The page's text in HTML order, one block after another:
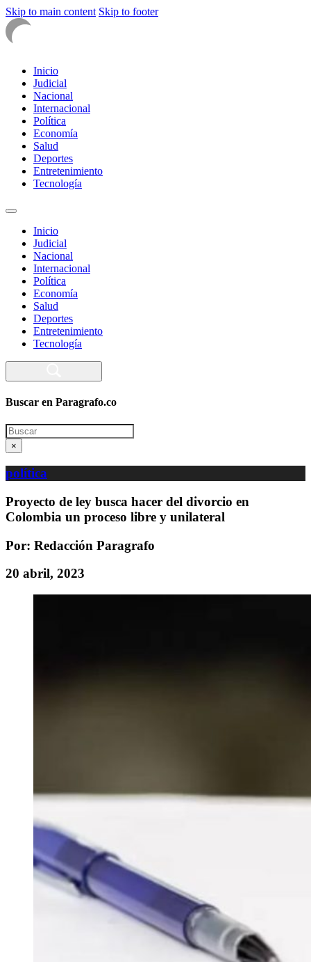
Skip to main content Skip to footer
Inicio
Judicial
Nacional
Internacional
Política
Economía
Salud
Deportes
Entretenimiento
Tecnología
Inicio
Judicial
Nacional
Internacional
Política
Economía
Salud
Deportes
Entretenimiento
Tecnología
Buscar en Paragrafo.co
Search
×
política
Proyecto de ley busca hacer del divorcio en
Colombia un proceso libre y unilateral
Por: Redacción Paragrafo
20 abril, 2023